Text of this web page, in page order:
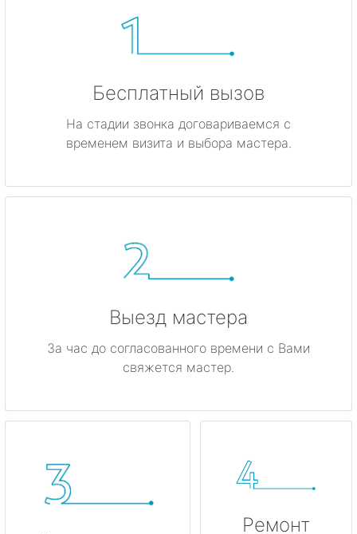
Бесплатный вызов
На стадии звонка договариваемся с
временем визита и выбора мастера.
Выезд мастера
За час до согласованного времени с Вами
свяжется мастер.
Ремонт